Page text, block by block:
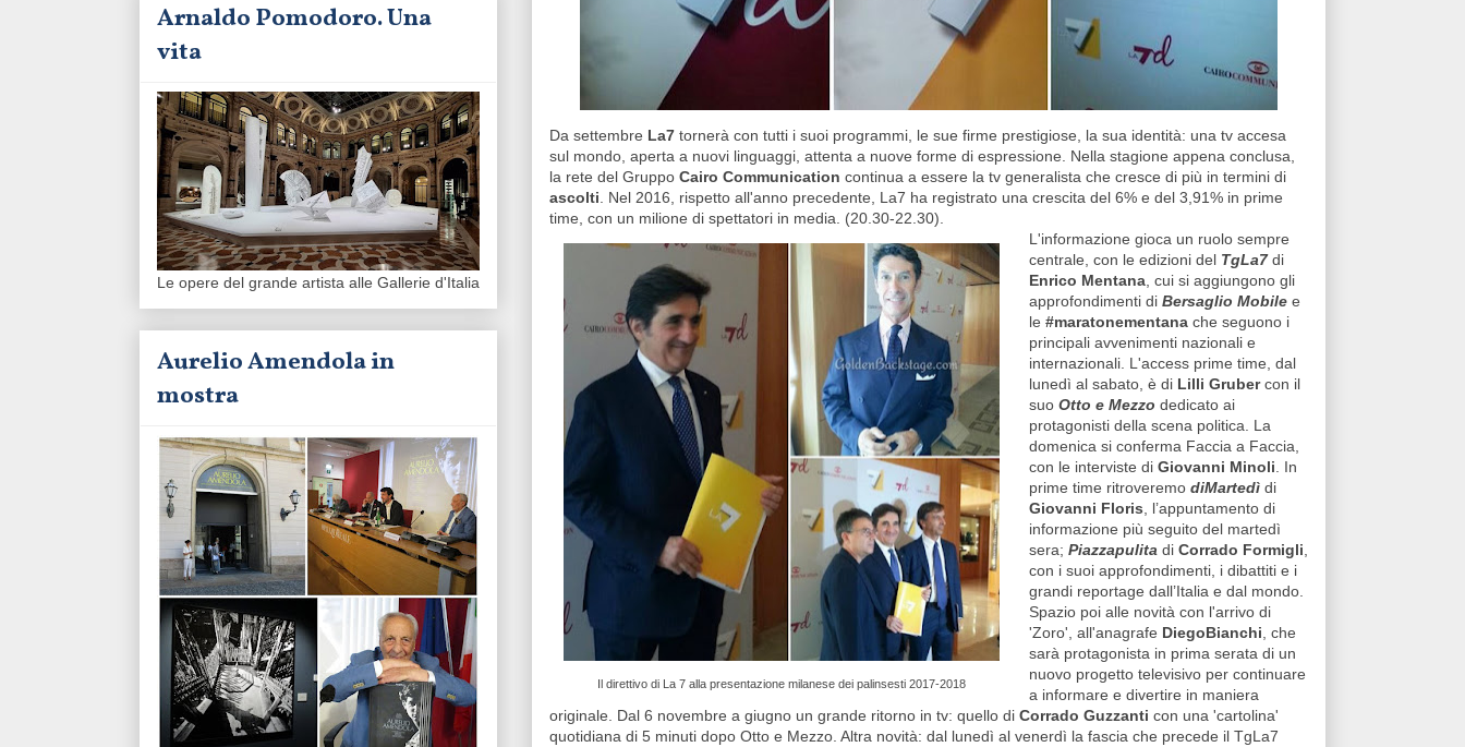
Da settembre La7 tornerà con tutti i suoi programmi, le sue firme prestigiose, la sua identità: una tv accesa
sul mondo, aperta a nuovi linguaggi, attenta a nuove forme di espressione. Nella stagione appena conclusa,
la rete del Gruppo Cairo Communication continua a essere la tv generalista che cresce di più in termini di
ascolti. Nel 2016, rispetto all'anno precedente, La7 ha registrato una crescita del 6% e del 3,91% in prime
time, con un milione di spettatori in media. (20.30-22.30).
Il direttivo di La 7 alla presentazione milanese dei palinsesti 2017-2018
L'informazione gioca un ruolo sempre
centrale, con le edizioni del TgLa7di
Enrico Mentana, cui si aggiungono gli
approfondimenti di Bersaglio Mobile e
le #maratonementana che seguono i
principali avvenimenti nazionali e
internazionali. L'access prime time, dal
lunedì al sabato, è di Lilli Grubercon il
suo Otto e Mezzo dedicato ai
protagonisti della scena politica. La
domenica si conferma Faccia a Faccia,
con le interviste di Giovanni Minoli. In
prime time ritroveremo diMartedì di
Giovanni Floris, l’appuntamento di
informazione più seguito del martedì
sera; Piazzapulita di Corrado Formigli,
con i suoi approfondimenti, i dibattiti e i
grandi reportage dall’Italia e dal mondo.
Spazio poi alle novità con l'arrivo di
'Zoro', all'anagrafe DiegoBianchi, che
sarà protagonista in prima serata di un
nuovo progetto televisivo per continuare
a informare e divertire in maniera
originale. Dal 6 novembre a giugno un grande ritorno in tv: quello di Corrado Guzzanti con una 'cartolina'
quotidiana di 5 minuti dopo Otto e Mezzo. Altra novità: dal lunedì al venerdì la fascia che precede il TgLa7
Arnaldo Pomodoro. Una
vita
Le opere del grande artista alle Gallerie d'Italia
Aurelio Amendola in
mostra